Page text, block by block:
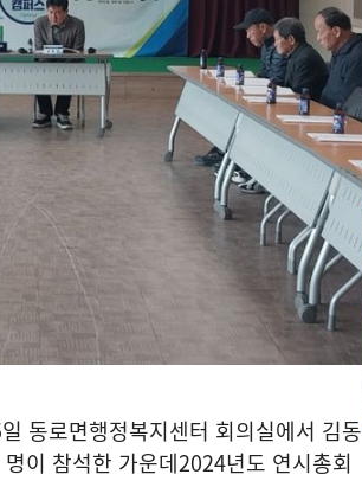
일 동로면행정복지센터 회의실에서 김동
명이 참석한 가운데2024년도 연시총회